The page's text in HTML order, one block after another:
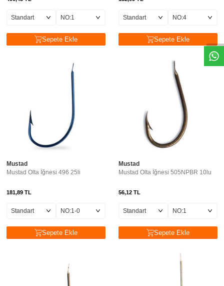
Sepete Ekle Sepete Ekle
Mustad
Mustad Olta İğnesi 496 25li
181,89 TL
Sepete Ekle
Mustad
Mustad Olta İğnesi 505NPBR 10lu
56,12 TL
Sepete Ekle